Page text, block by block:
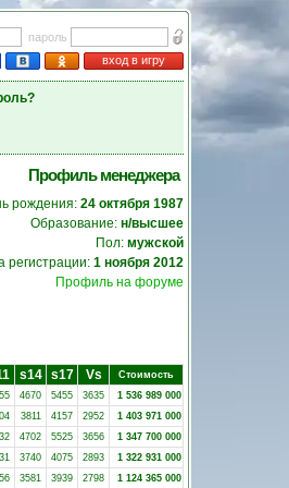
пароль
вход в игру
Профиль менеджера
рождения: 24 октября 1987
Образование: н/высшее
Пол: мужской
регистрации: 1 ноября 2012
Профиль на форуме
s14 s17 Vs
Стоимость
4670 5455 3635
1 536 989 000
3811 4157 2952
1 403 971 000
4702 5525 3656
1 347 700 000
3740 4075 2893
1 322 931 000
3581 3939 2798 1 124 365 000